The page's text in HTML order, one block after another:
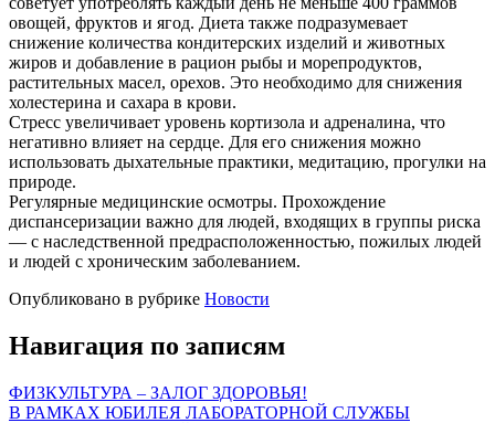
овощей, фруктов и ягод. Диета также подразумевает
снижение количества кондитерских изделий и животных
жиров и добавление в рацион рыбы и морепродуктов,
растительных масел, орехов. Это необходимо для снижения
холестерина и сахара в крови.
Стресс увеличивает уровень кортизола и адреналина, что
негативно влияет на сердце. Для его снижения можно
использовать дыхательные практики, медитацию, прогулки на
природе.
Регулярные медицинские осмотры. Прохождение
диспансеризации важно для людей, входящих в группы риска
— с наследственной предрасположенностью, пожилых людей
и людей с хроническим заболеванием.
Опубликовано в рубрике Новости
Навигация по записям
ФИЗКУЛЬТУРА – ЗАЛОГ ЗДОРОВЬЯ!
В РАМКАХ ЮБИЛЕЯ ЛАБОРАТОРНОЙ СЛУЖБЫ